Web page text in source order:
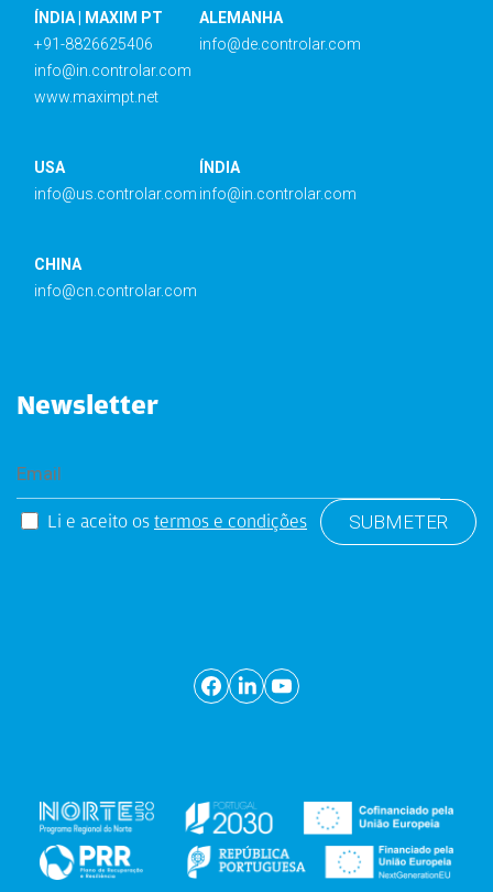
ÍNDIA | MAXIM PT
+91-8826625406
info@in.controlar.com
www.maximpt.net
ALEMANHA
info@de.controlar.com
USA
info@us.controlar.com
ÍNDIA
info@in.controlar.com
CHINA
info@cn.controlar.com
Newsletter
Li e aceito os termos e condições